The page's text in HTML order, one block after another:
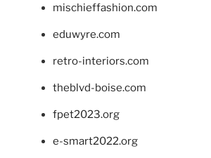
mischieffashion.com
eduwyre.com
retro-interiors.com
theblvd-boise.com
fpet2023.org
e-smart2022.org